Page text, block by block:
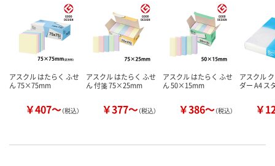
カゴへ カゴへ
アスクル はたらく ふせ
ん 75×75mm
￥407～（税込）
アスクル はたらく ふせ
ん 付箋 75×25mm
￥377～（税込）
アスクル はたらく ふせ
ん 50×15mm
￥386～（税込）
アスクル
ダー A4 ス
￥